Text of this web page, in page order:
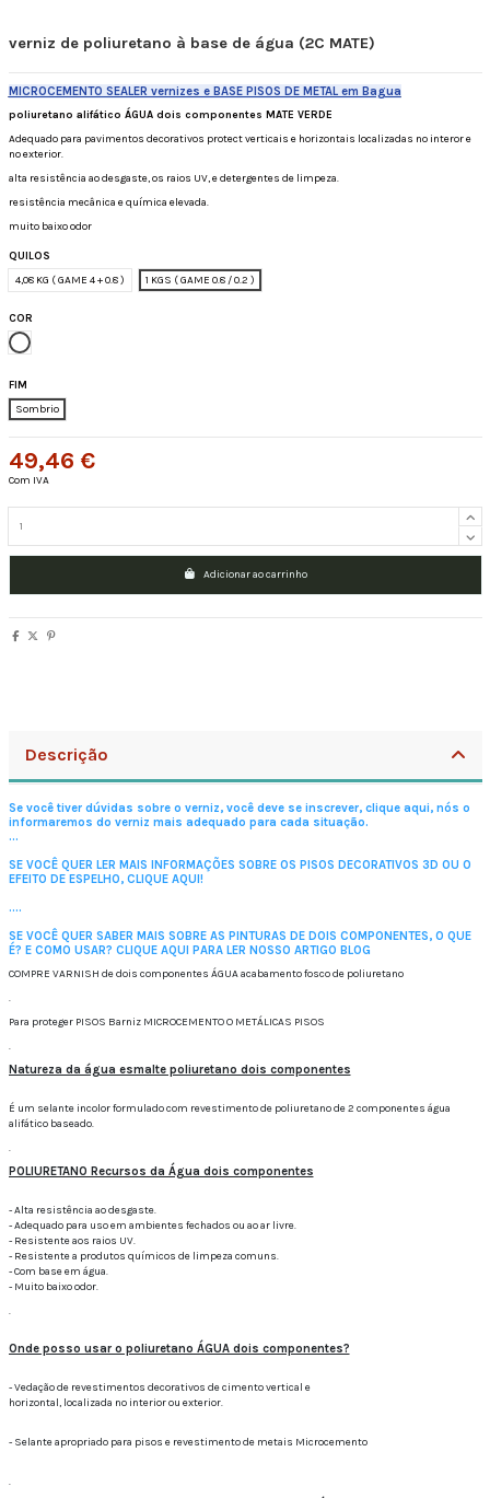
verniz de poliuretano à base de água (2C MATE)
MICROCEMENTO SEALER vernizes e BASE PISOS DE METAL em Bagua
poliuretano alifático ÁGUA dois componentes MATE VERDE
Adequado para pavimentos decorativos protect verticais e horizontais localizadas no interor e
no exterior.
alta resistência ao desgaste, os raios UV, e detergentes de limpeza.
resistência mecânica e química elevada.
muito baixo odor
QUILOS
4,08 KG ( GAME 4 + 0.8 )
1 KGS ( GAME 0.8 / 0.2 )
COR
Transparente
FIM
Sombrio
49,46 €
Com IVA
Adicionar ao carrinho
Descrição
Se você tiver dúvidas sobre o verniz, você deve se inscrever, clique aqui, nós o
informaremos do verniz mais adequado para cada situação.
...
SE VOCÊ QUER LER MAIS INFORMAÇÕES SOBRE OS PISOS DECORATIVOS 3D OU O
EFEITO DE ESPELHO, CLIQUE AQUI!
....
SE VOCÊ QUER SABER MAIS SOBRE AS PINTURAS DE DOIS COMPONENTES, O QUE
É? E COMO USAR? CLIQUE AQUI PARA LER NOSSO ARTIGO BLOG
COMPRE VARNISH de dois componentes ÁGUA acabamento fosco de poliuretano
.
Para proteger PISOS Barniz MICROCEMENTO O METÁLICAS PISOS
.
Natureza da água esmalte poliuretano dois componentes
É um selante incolor formulado com revestimento de poliuretano de 2 componentes água
alifático baseado.
.
POLIURETANO Recursos da Água dois componentes
- Alta resistência ao desgaste.
- Adequado para uso em ambientes fechados ou ao ar livre.
- Resistente aos raios UV.
- Resistente a produtos químicos de limpeza comuns.
- Com base em água.
- Muito baixo odor.
.
Onde posso usar o poliuretano ÁGUA dois componentes?
- Vedação de revestimentos decorativos de cimento vertical e
horizontal, localizada no interior ou exterior.
- Selante apropriado para pisos e revestimento de metais Microcemento
.